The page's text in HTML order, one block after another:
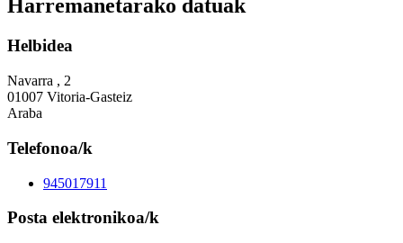
Harremanetarako datuak
Helbidea
Navarra , 2
01007 Vitoria-Gasteiz
Araba
Telefonoa/k
945017911
Posta elektronikoa/k